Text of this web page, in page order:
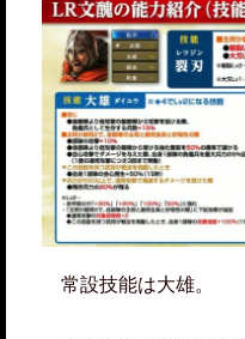
常設技能は大雄。